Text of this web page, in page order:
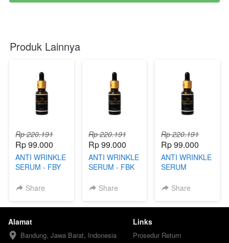
Produk Lainnya
Rp 220.191
Rp 99.000
ANTI WRINKLE
SERUM - FBY
Share
Rp 220.191
Rp 99.000
ANTI WRINKLE
SERUM - FBK
Share
Rp 220.191
Rp 99.000
ANTI WRINKLE
SERUM
Share
Alamat
Bandung, Jawa Barat, Indonesia
Links
Prosedur Return